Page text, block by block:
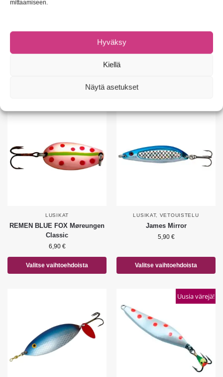
mittaamiseen.
Hyväksy
Kiellä
Näytä asetukset
LUSIKAT
8,90€
Valitse vaihtoehdoista
LAJITELMAT,LUSIKAT
BLUE FOX REMEN Moresilda
ørret
LUSIKAT
REMEN BLUE FOX Møreungen
Classic
6,90 €
Valitse vaihtoehdoista
LUSIKAT, VETOUISTELU
James Mirror
5,90 €
Valitse vaihtoehdoista
Uusia värejä!